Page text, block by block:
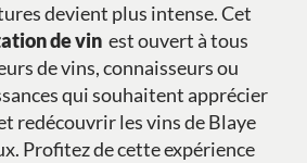
devient plus intense. Cet
de vin est ouvert à tous
de vins, connaisseurs ou
qui souhaitent apprécier
redécouvrir les vins de Blaye
Profitez de cette expérience